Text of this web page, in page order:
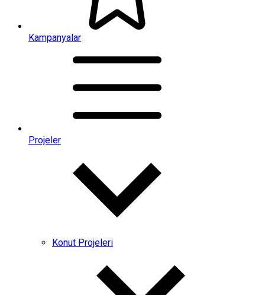
Kampanyalar
Projeler
Konut Projeleri